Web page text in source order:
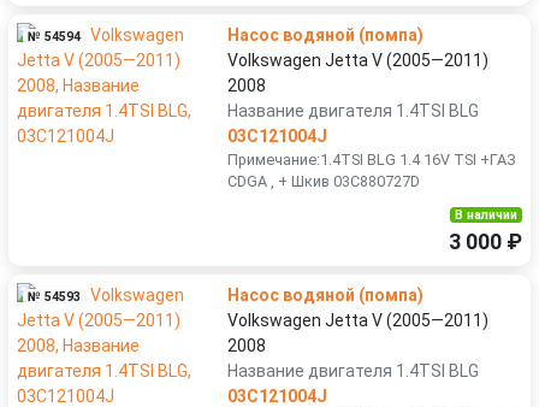
№ 54594
Насос водяной (помпа)
Volkswagen Jetta V (2005—2011)
2008
Название двигателя 1.4TSI BLG
03C121004J
Примечание:1.4TSI BLG 1.4 16V TSI +ГАЗ
CDGA , + Шкив 03C880727D
В наличии
3 000 ₽
№ 54593
Насос водяной (помпа)
Volkswagen Jetta V (2005—2011)
2008
Название двигателя 1.4TSI BLG
03C121004J